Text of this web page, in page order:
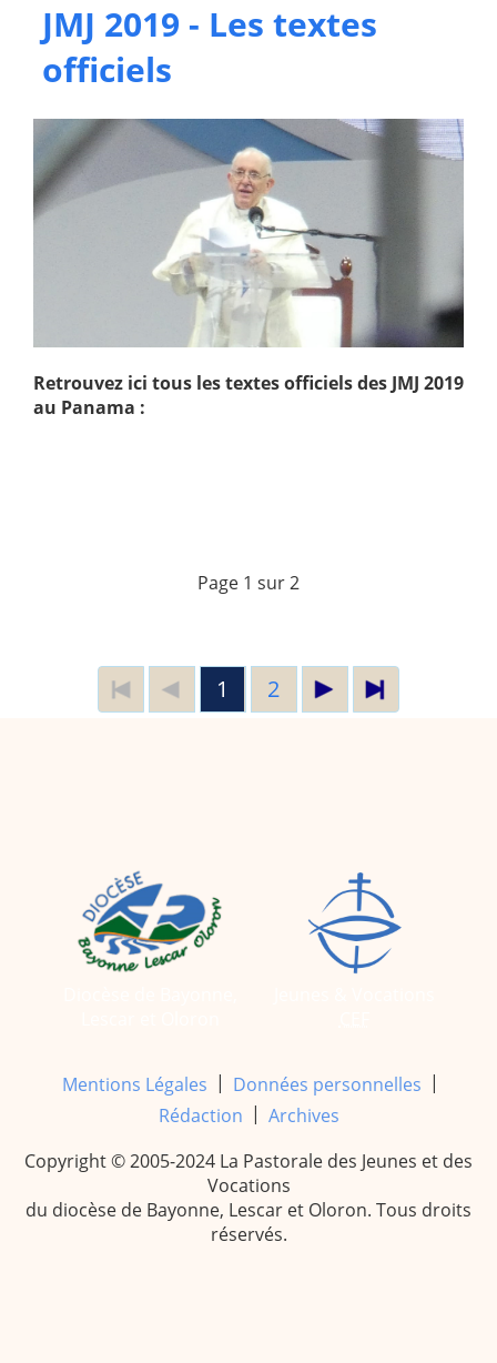
JMJ 2019 - Les textes
officiels
Retrouvez ici tous les textes officiels des JMJ 2019
au Panama :
Page 1 sur 2
1 2
Mentions Légales | Données personnelles |
Rédaction | Archives
Copyright © 2005-2024 La Pastorale des Jeunes et des
Vocations
du diocèse de Bayonne, Lescar et Oloron. Tous droits
réservés.